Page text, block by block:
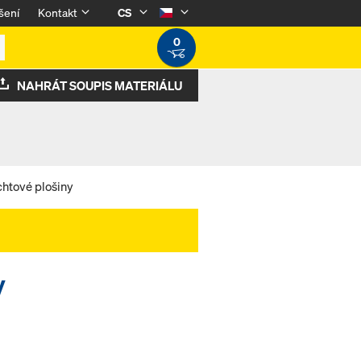
Kontakt
CS
0
NAHRÁT SOUPIS MATERIÁLU
plošiny